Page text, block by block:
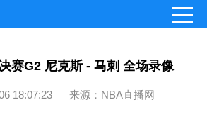
赛G2 尼克斯 - 马刺 全场录像
18:07:23 来源：NBA直播网